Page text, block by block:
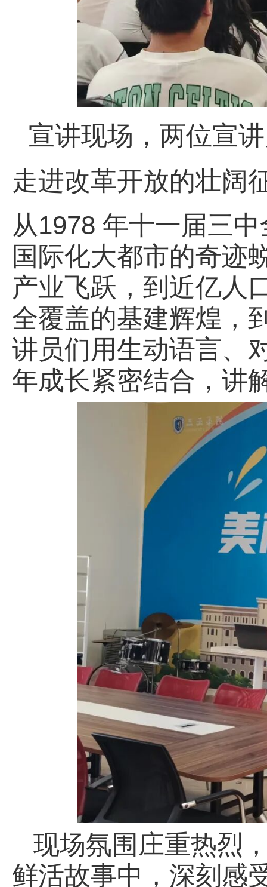
宣讲现场，两位宣
走进改革开放的壮阔
从1978 年十一届三
国际化大都市的奇迹
产业飞跃，到近亿人
全覆盖的基建辉煌
讲员们用生动语言、
年成长紧密结合，讲
现场氛围庄重热烈
鲜活故事中，深刻感